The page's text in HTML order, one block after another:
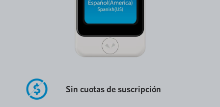
Sin cuotas de suscripción